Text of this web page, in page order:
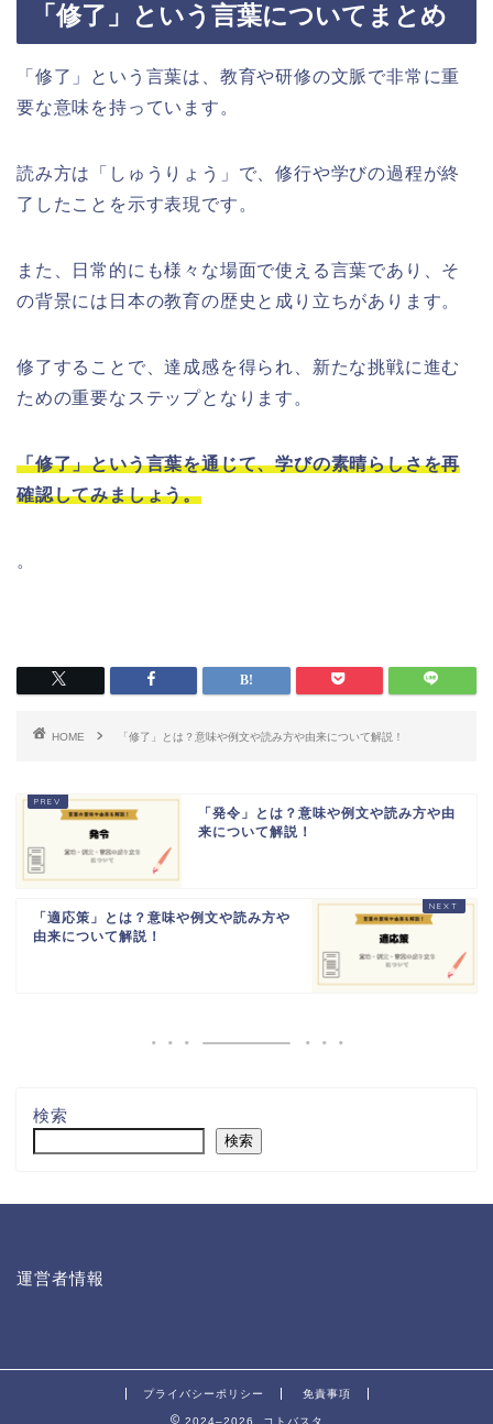
「修了」という言葉についてまとめ
「修了」という言葉は、教育や研修の文脈で非常に重
要な意味を持っています。
読み方は「しゅうりょう」で、修行や学びの過程が終
了したことを示す表現です。
また、日常的にも様々な場面で使える言葉であり、そ
の背景には日本の教育の歴史と成り立ちがあります。
修了することで、達成感を得られ、新たな挑戦に進む
ための重要なステップとなります。
「修了」という言葉を通じて、学びの素晴らしさを再
確認してみましょう。
。
HOME 「修了」とは？意味や例文や読み方や由来について解説！
「発令」とは？意味や例文や読み方や由
来について解説！
「適応策」とは？意味や例文や読み方や
由来について解説！
検索
検索
運営者情報
プライバシーポリシー 免責事項
2024–2026 コトバスタ